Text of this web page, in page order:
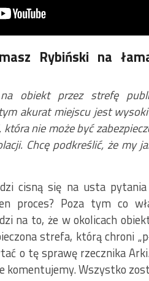
Rybiński na
obiekt przez strefę
akurat miejscu jest
nie może być
Chcę podkreślić, że my
cisną się na usta
proces? Poza tym co
na to, że w okolicach
strefa, którą chroni
o tę sprawę rzecznika
komentujemy. Wszystko